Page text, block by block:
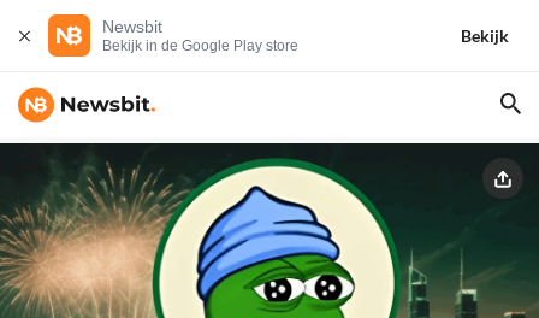
Newsbit
Bekijk in de Google Play store
Bekijk